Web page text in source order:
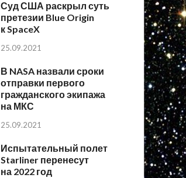
Суд США раскрыл суть
претезии Blue Origin
к SpaceX
25.09.2021
В NASA назвали сроки
отправки первого
гражданского экипажа
на МКС
25.09.2021
Испытательный полет
Starliner перенесут
на 2022 год